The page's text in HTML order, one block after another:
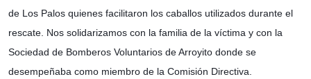
de Los Palos quienes facilitaron los caballos utilizados durante el
rescate. Nos solidarizamos con la familia de la víctima y con la
Sociedad de Bomberos Voluntarios de Arroyito donde se
desempeñaba como miembro de la Comisión Directiva.